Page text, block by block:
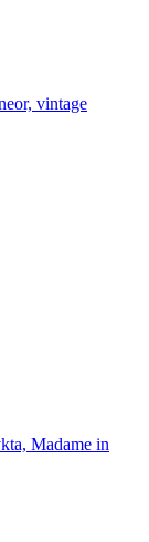
vintage
Madame in